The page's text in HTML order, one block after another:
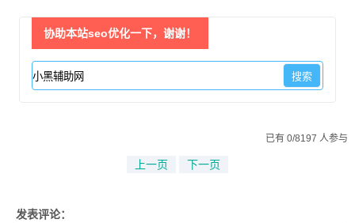
协助本站seo优化一下，谢谢！
已有 0/8197 人参与
上一页 下一页
发表评论：